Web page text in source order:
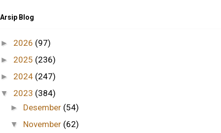
Arsip Blog
► 2026 (97)
► 2025 (236)
► 2024 (247)
▼ 2023 (384)
► Desember (54)
▼ November (62)